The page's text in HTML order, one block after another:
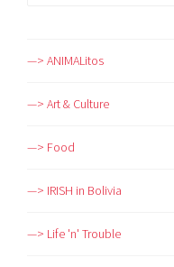
—> ANIMALitos
—> Art & Culture
—> Food
—> IRISH in Bolivia
—> Life 'n' Trouble